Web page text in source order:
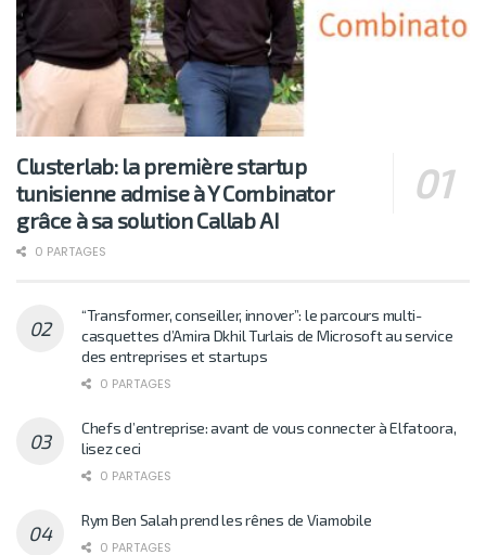
Clusterlab: la première startup
tunisienne admise à Y Combinator
grâce à sa solution Callab AI
0 PARTAGES
“Transformer, conseiller, innover”: le parcours multi-
casquettes d’Amira Dkhil Turlais de Microsoft au service
des entreprises et startups
0 PARTAGES
Chefs d’entreprise: avant de vous connecter à Elfatoora,
lisez ceci
0 PARTAGES
Rym Ben Salah prend les rênes de Viamobile
0 PARTAGES